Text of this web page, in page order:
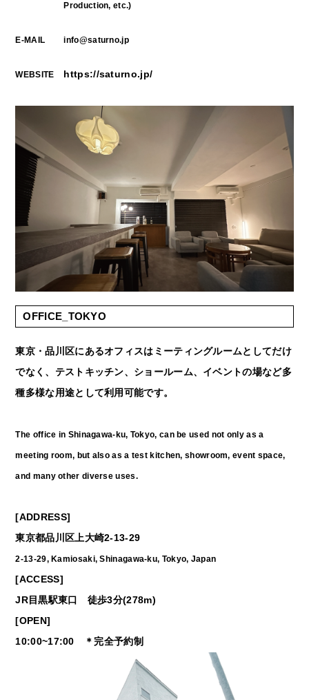
Production, etc.)
E-MAIL info@saturno.jp
WEBSITE https://saturno.jp/
OFFICE_TOKYO
東京・品川区にあるオフィスはミーティングルームとしてだけ
でなく、テストキッチン、ショールーム、イベントの場など多
種多様な用途として利用可能です。
The office in Shinagawa-ku, Tokyo, can be used not only as a
meeting room, but also as a test kitchen, showroom, event space,
and many other diverse uses.
[ADDRESS]
東京都品川区上大崎2-13-29
2-13-29, Kamiosaki, Shinagawa-ku, Tokyo, Japan
[ACCESS]
JR目黒駅東口 徒歩3分(278m)
[OPEN]
10:00~17:00 ＊完全予約制